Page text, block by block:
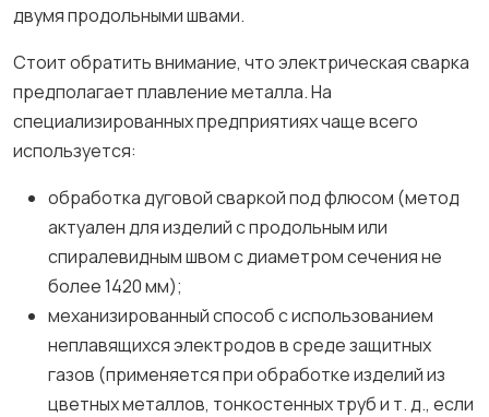
двумя продольными швами.
Стоит обратить внимание, что электрическая сварка
предполагает плавление металла. На
специализированных предприятиях чаще всего
используется:
обработка дуговой сваркой под флюсом (метод
актуален для изделий с продольным или
спиралевидным швом с диаметром сечения не
более 1420 мм);
механизированный способ с использованием
неплавящихся электродов в среде защитных
газов (применяется при обработке изделий из
цветных металлов, тонкостенных труб и т. д., если